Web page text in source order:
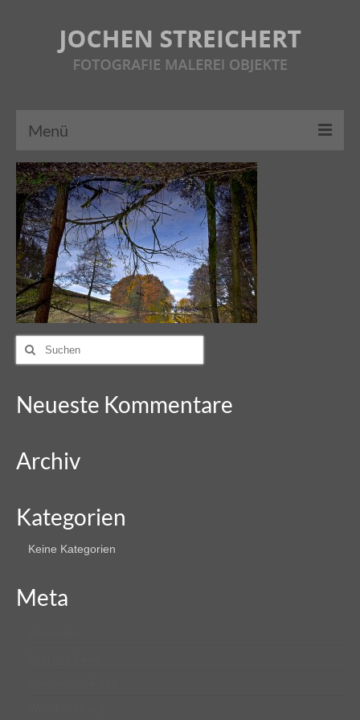
Menü
HOME
ÜBER MICH
FOTOGRAFIE
MALEREI
OBJEKTE
AUSSTELLUNGEN
Suche
nach:
Neueste Kommentare
Archiv
Kategorien
Keine Kategorien
Meta